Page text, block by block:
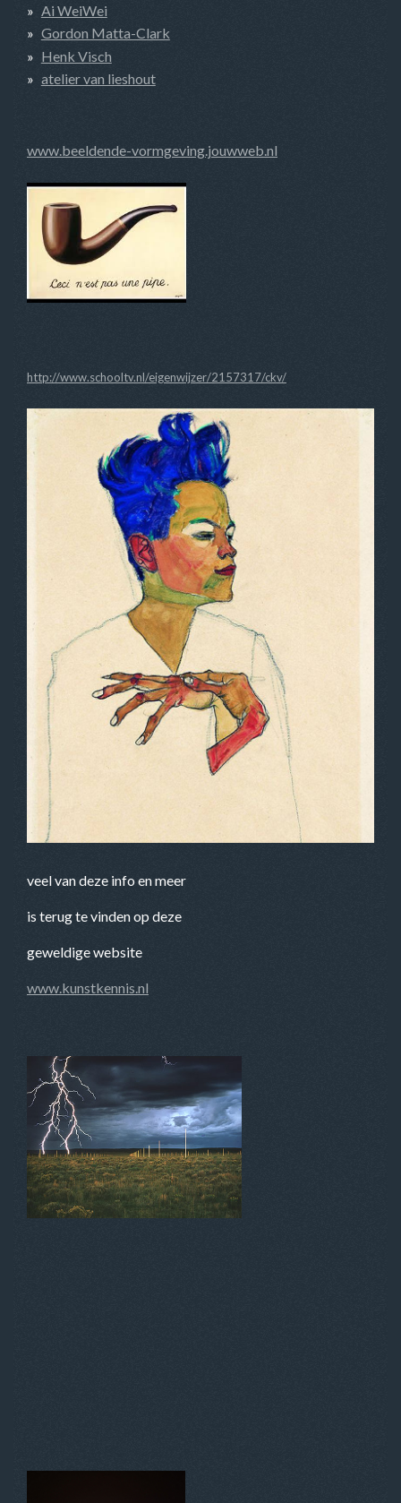
Ai WeiWei
Gordon Matta-Clark
Henk Visch
atelier van lieshout
www.beeldende-vormgeving.jouwweb.nl
http://www.schooltv.nl/eigenwijzer/2157317/ckv/
veel van deze info en meer
is terug te vinden op deze
geweldige website
www.kunstkennis.nl